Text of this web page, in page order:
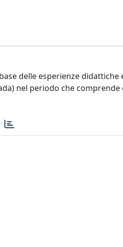
delle esperienze didattiche
nel periodo che comprende